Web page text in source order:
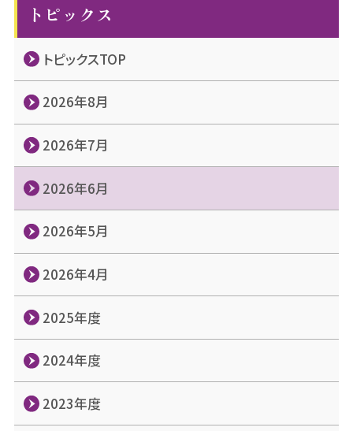
トピックス
トピックスTOP
2026年8月
2026年7月
2026年6月
2026年5月
2026年4月
2025年度
2024年度
2023年度